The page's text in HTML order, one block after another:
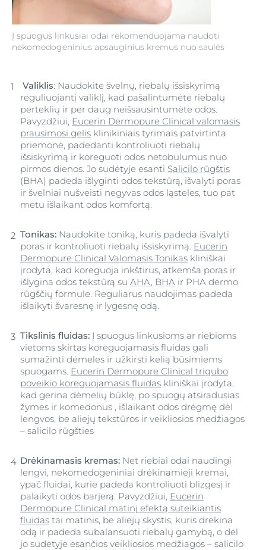
Į spuogus linkusiai odai rekomenduojama naudoti
nekomedogeninius apsauginius kremus nuo saulės
Valiklis: Naudokite švelnų, riebalų išsiskyrimą
reguliuojantį valiklį, kad pašalintumėte riebalų
perteklių ir per daug neišsausintumėte odos.
Pavyzdžiui, Eucerin Dermopure Clinical valomasis
prausimosi gelis klinikiniais tyrimais patvirtinta
priemonė, padedanti kontroliuoti riebalų
išsiskyrimą ir koreguoti odos netobulumus nuo
pirmos dienos. Jo sudėtyje esanti Salicilo rūgštis
(BHA) padeda išlyginti odos tekstūrą, išvalyti poras
ir švelniai nušveisti negyvas odos ląsteles, tuo pat
metu išlaikant odos komfortą.
Tonikas: Naudokite toniką, kuris padeda išvalyti
poras ir kontroliuoti riebalų išsiskyrimą. Eucerin
Dermopure Clinical Valomasis Tonikas kliniškai
įrodyta, kad koreguoja inkštirus, atkemša poras ir
išlygina odos tekstūrą su AHA, BHA ir PHA dermo
rūgščių formule. Reguliarus naudojimas padeda
išlaikyti švaresnę ir lygesnę odą.
Tikslinis fluidas: Į spuogus linkusioms ar riebioms
vietoms skirtas koreguojamasis fluidas gali
sumažinti dėmeles ir užkirsti kelią būsimiems
spuogams. Eucerin Dermopure Clinical trigubo
poveikio koreguojamasis fluidas kliniškai įrodyta,
kad gerina dėmelių būklę, po spuogų atsiradusias
žymes ir komedonus , išlaikant odos drėgmę dėl
lengvos, be aliejų tekstūros ir veikliosios medžiagos
– salicilo rūgšties
Drėkinamasis kremas: Net riebiai odai naudingi
lengvi, nekomedogeniniai drėkinamieji kremai,
ypač fluidai, kurie padeda kontroliuoti blizgesį ir
palaikyti odos barjerą. Pavyzdžiui, Eucerin
Dermopure Clinical matinį efektą suteikiantis
fluidas tai matinis, be aliejų skystis, kuris drėkina
odą ir padeda subalansuoti riebalų gamybą, o dėl
jo sudėtyje esančios veikliosios medžiagos – salicilo